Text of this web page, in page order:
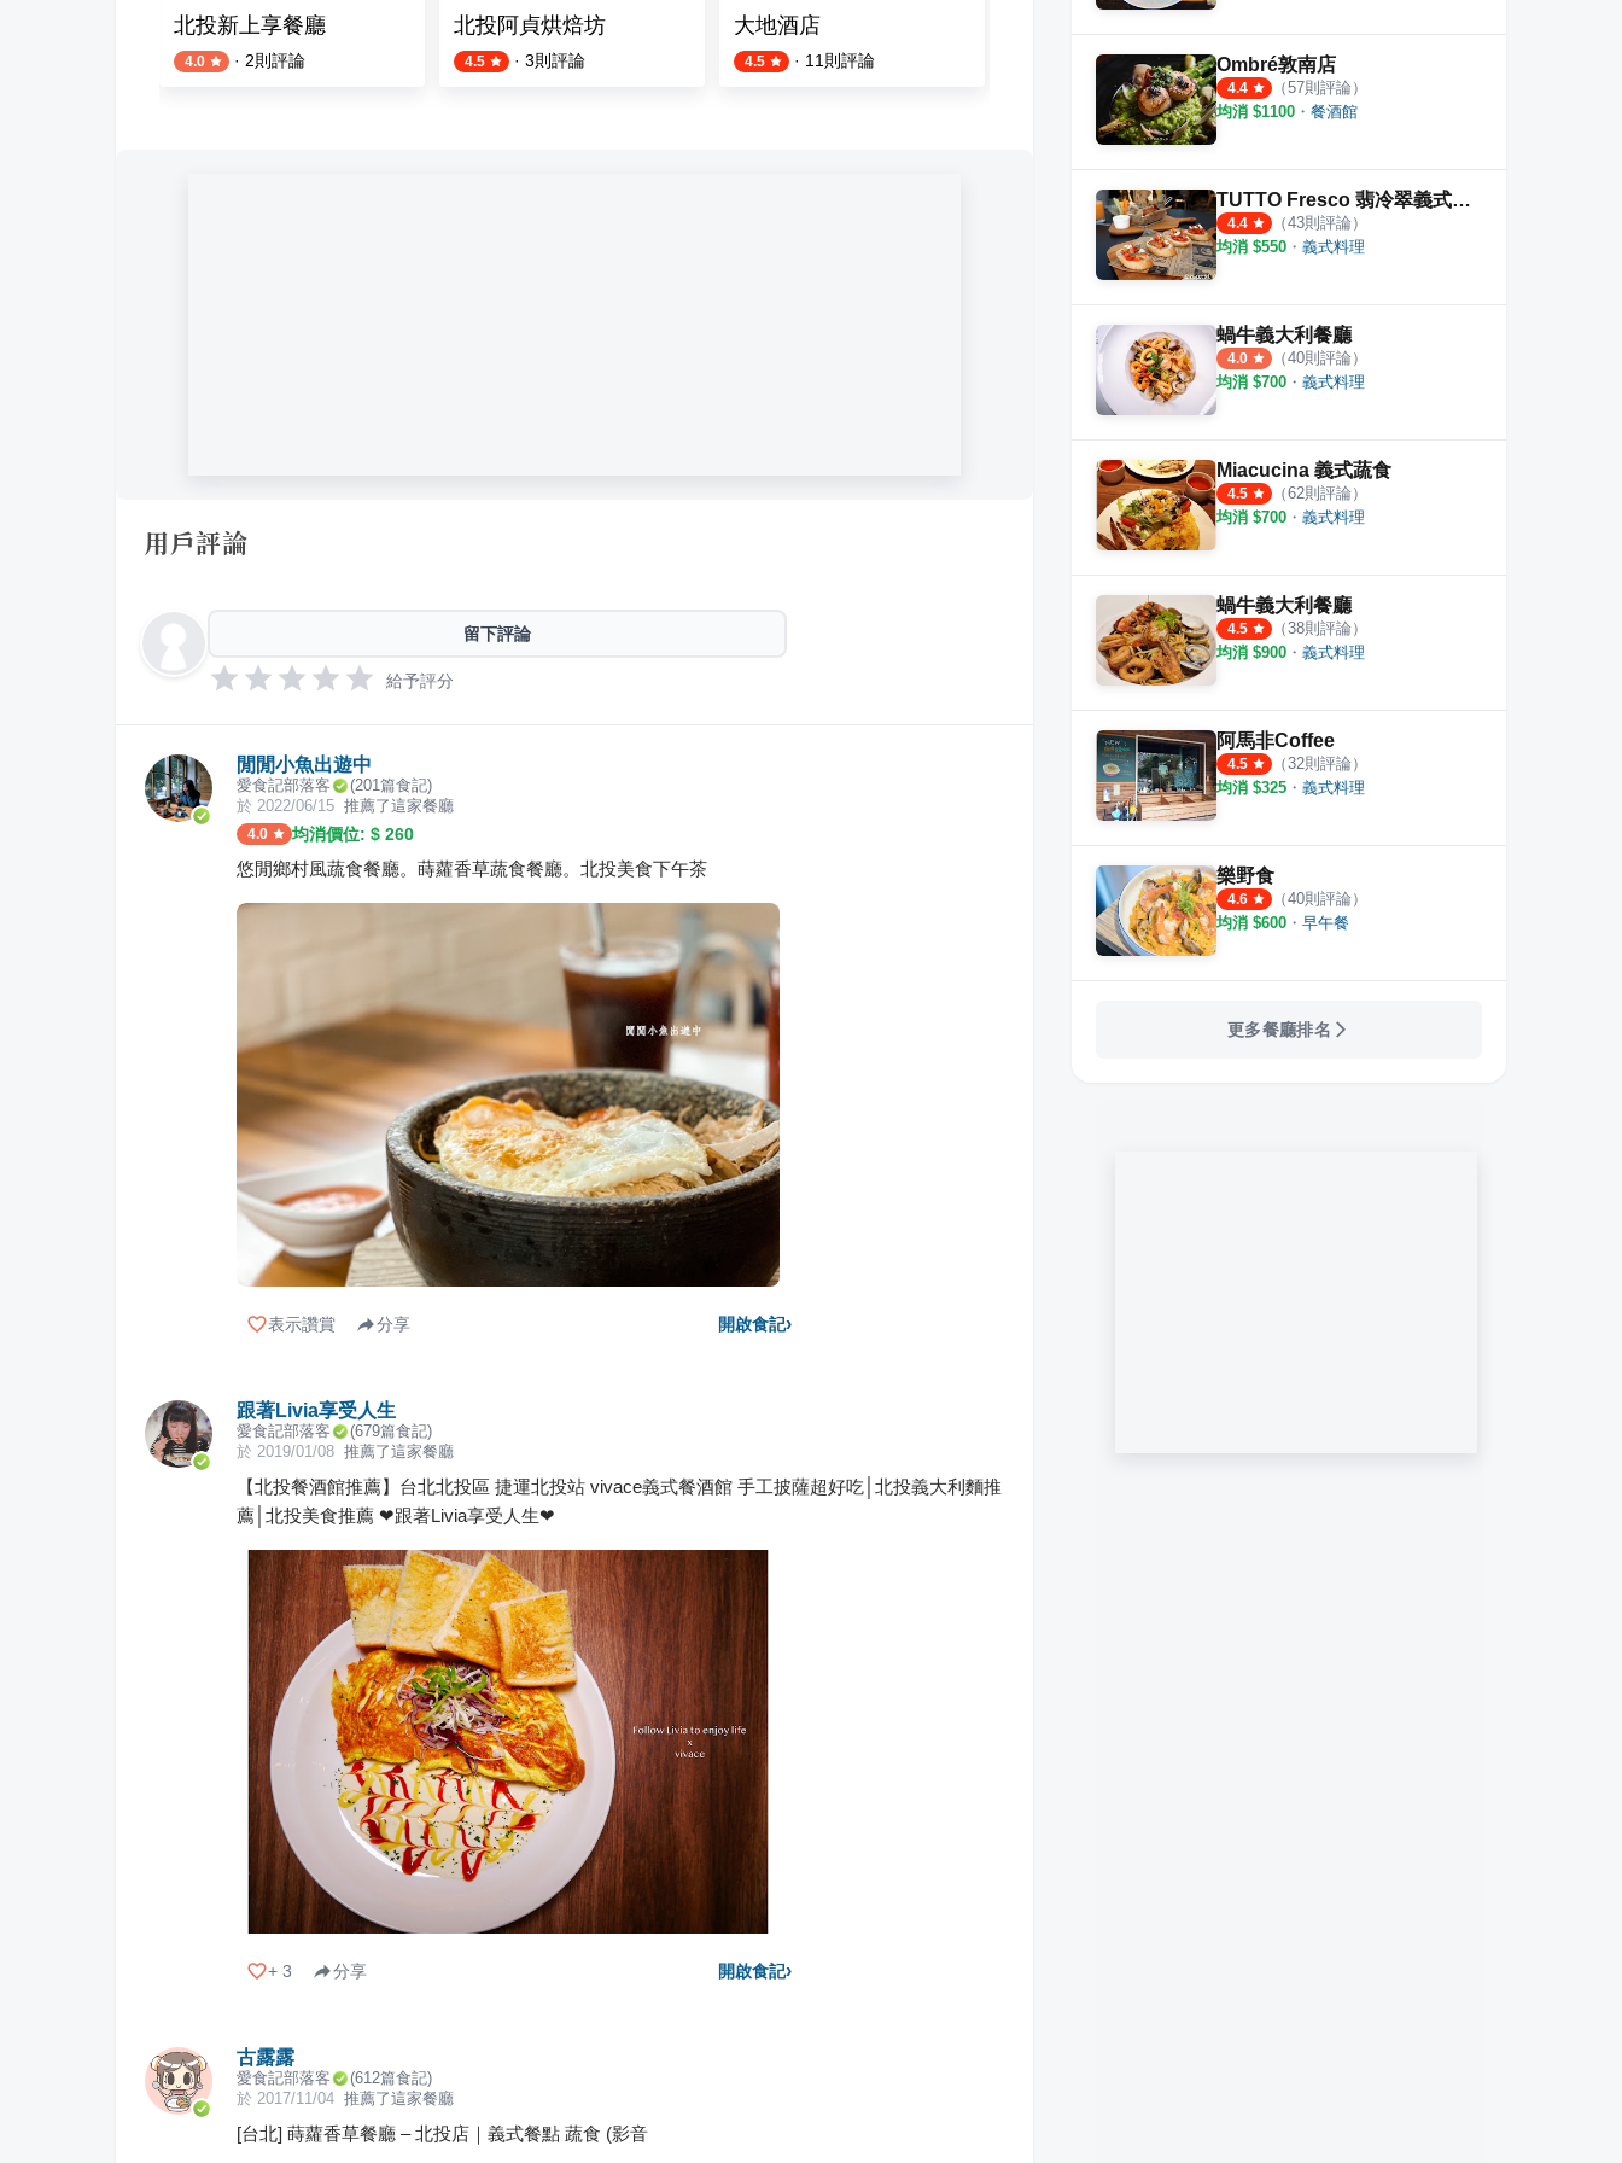
北投新上享餐廳
4.0 · 2則評論
北投阿貞烘焙坊
4.5 · 3則評論
大地酒店
4.5 · 11 則評論 32則評論 4.8
用戶評論
留下評論
給予評分
閒閒小魚出遊中
愛食記部落客 (201篇食記)
於 2022/06/15 推薦了這家餐廳
4.0 均消價位: $ 260
悠閒鄉村風蔬食餐廳。蒔蘿香草蔬食餐廳。北投美食下午茶
表示讚賞 分享 開啟食記›
跟著Livia享受人生
愛食記部落客 (679篇食記)
於 2019/01/08 推薦了這家餐廳
【北投餐酒館推薦】台北北投區 捷運北投站 vivace義式餐酒館 手工披薩超好吃│北投義大利麵推
薦│北投美食推薦 ❤跟著Livia享受人生❤
+ 3 分享 開啟食記›
古露露
愛食記部落客 (612篇食記)
於 2017/11/04 推薦了這家餐廳
[台北] 蒔蘿香草餐廳 – 北投店｜義式餐點 蔬食 (影音
Ombré敦南店
4.4 （57則評論）
均消 $1100 ・ 餐酒館
TUTTO Fresco 翡冷翠義式餐廳
4.4 （43則評論）
均消 $550 ・ 義式料理
蝸牛義大利餐廳
4.0 （40則評論）
均消 $700 ・ 義式料理
Miacucina 義式蔬食
4.5 （62則評論）
均消 $700 ・ 義式料理
蝸牛義大利餐廳
4.5 （38則評論）
均消 $900 ・ 義式料理
阿馬非Coffee
4.5 （32則評論）
均消 $325 ・ 義式料理
樂野食
4.6 （40則評論）
均消 $600 ・ 早午餐
更多餐廳排名